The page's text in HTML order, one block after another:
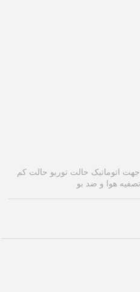
اتوماتیک حالت توربو حالت کم